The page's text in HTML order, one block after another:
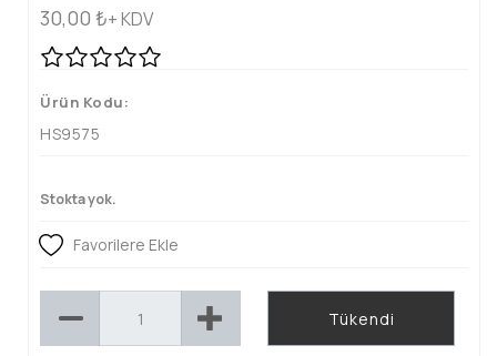
30,00 ₺+ KDV
Ürün Kodu:
HS9575
Stokta yok.
Favorilere Ekle
Tükendi